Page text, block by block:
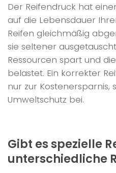
Der Reifendruck hat
auf die Lebensdauer
Reifen gleichmäßig
sie seltener
Ressourcen spart und
belastet. Ein korrekter
nur zur Kostenersparnis,
Umweltschutz bei.
Gibt es spezielle
unterschiedliche